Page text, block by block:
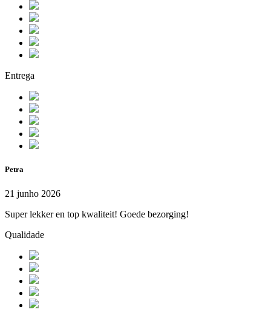
Entrega
Petra
21 junho 2026
Super lekker en top kwaliteit! Goede bezorging!
Qualidade